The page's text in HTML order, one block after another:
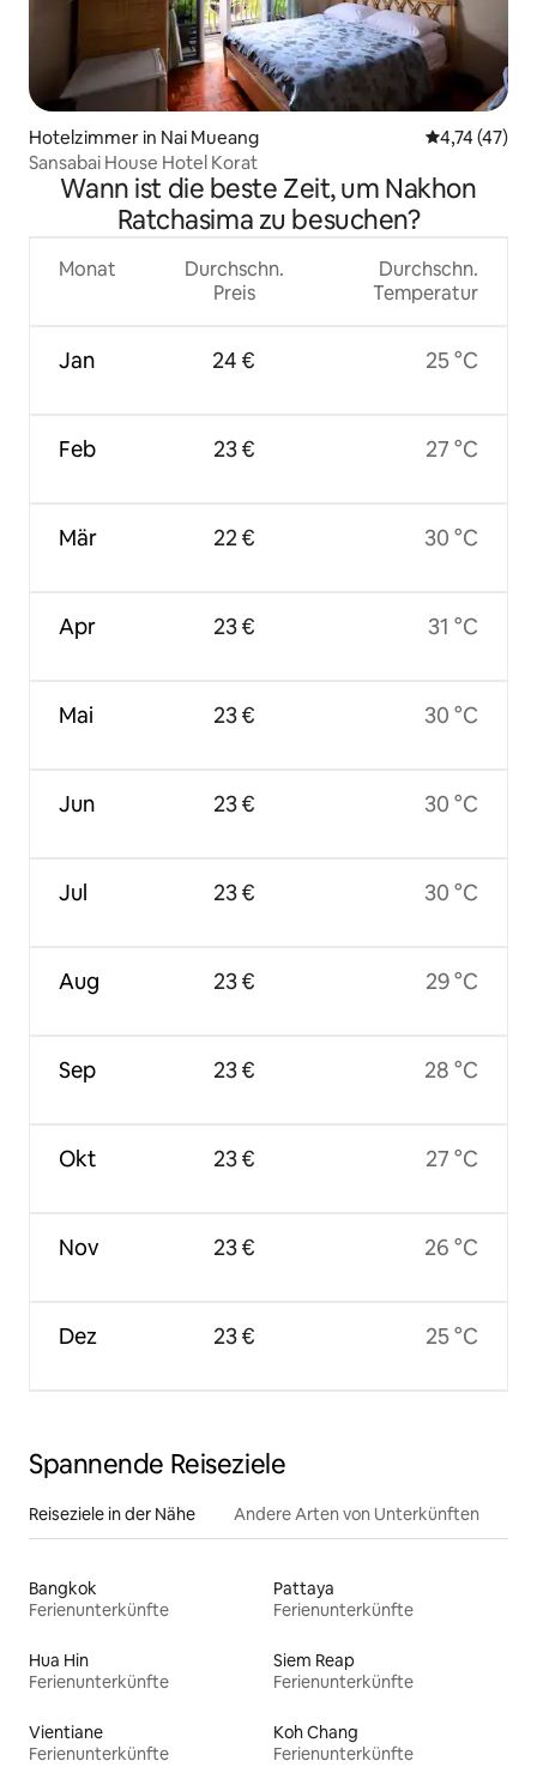
Hotelzimmer in Nai Mueang
4,74 (47)
Sansabai House Hotel Korat
Wann ist die beste Zeit, um Nakhon
Ratchasima zu besuchen?
Monat
Jan
Feb
Mär
Apr
Mai
Jun
Jul
Aug
Sep
Okt
Nov
Dez
Durchschn.
Preis
24 €
23 €
22 €
23 €
23 €
23 €
23 €
23 €
23 €
23 €
23 €
23 €
Durchschn.
Temperatur
25 °C
27 °C
30 °C
31 °C
30 °C
30 °C
30 °C
29 °C
28 °C
27 °C
26 °C
25 °C
Spannende Reiseziele
Reiseziele in der Nähe Andere Arten von Unterkünften
Bangkok
Ferienunterkünfte
Pattaya
Ferienunterkünfte
Hua Hin
Ferienunterkünfte
Siem Reap
Ferienunterkünfte
Vientiane
Ferienunterkünfte
Koh Chang
Ferienunterkünfte